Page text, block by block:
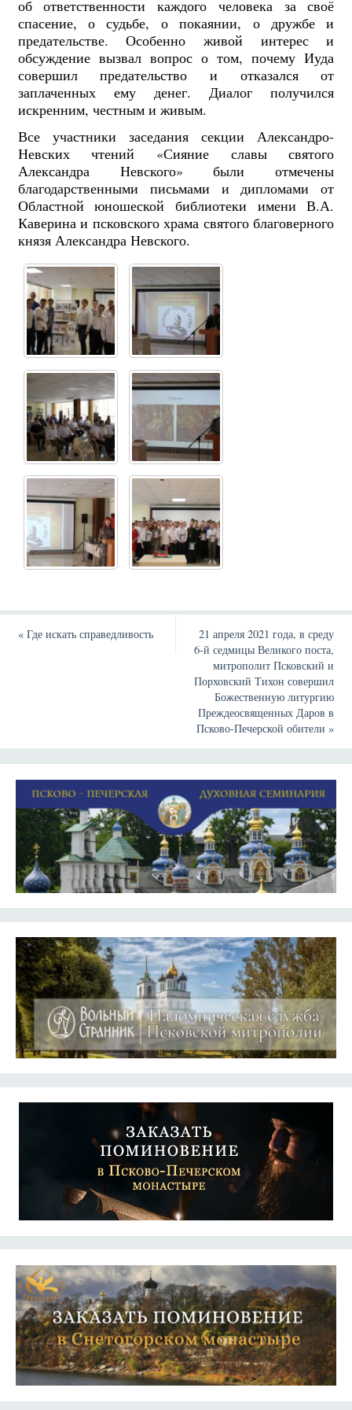
об ответственности каждого человека за своё
спасение, о судьбе, о покаянии, о дружбе и
предательстве. Особенно живой интерес и
обсуждение вызвал вопрос о том, почему Иуда
совершил предательство и отказался от
заплаченных ему денег. Диалог получился
искренним, честным и живым.
Все участники заседания секции Александро-
Невских чтений «Сияние славы святого
Александра Невского» были отмечены
благодарственными письмами и дипломами от
Областной юношеской библиотеки имени В.А.
Каверина и псковского храма святого благоверного
князя Александра Невского.
«Где искать справедливость
21 апреля 2021 года, в среду
6-й седмицы Великого поста,
митрополит Псковский и
Порховский Тихон совершил
Божественную литургию
Преждеосвященных Даров в
Псково-Печерской обители»